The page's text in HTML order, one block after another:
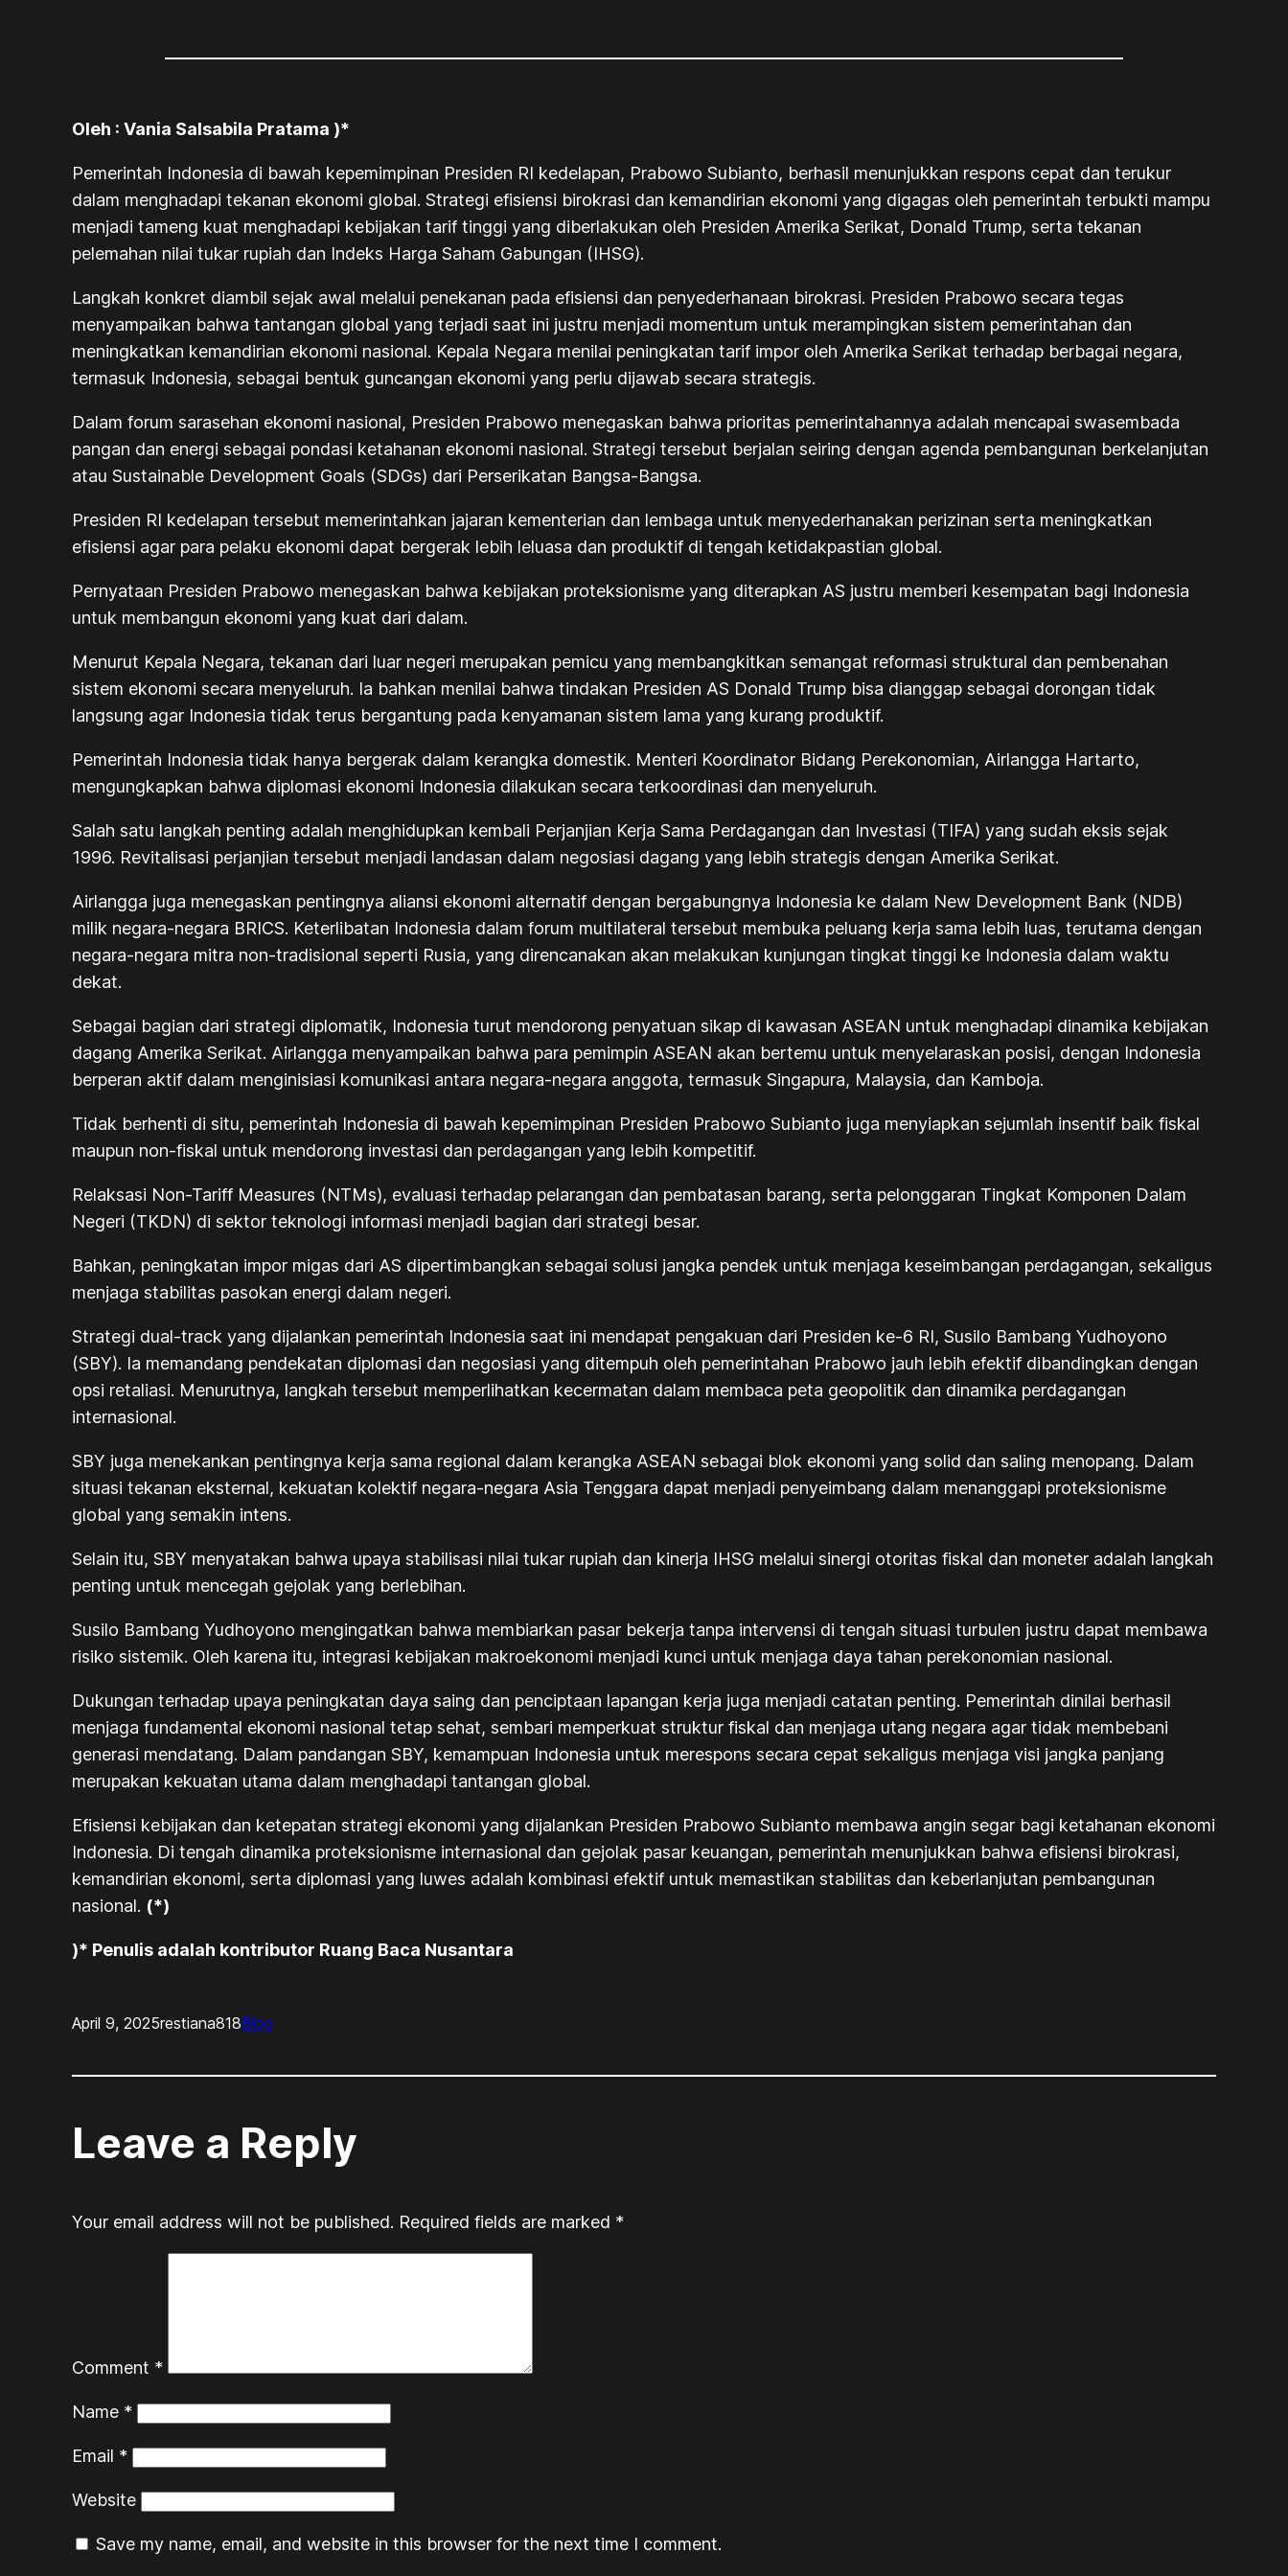
Oleh : Vania Salsabila Pratama )*
Pemerintah Indonesia di bawah kepemimpinan Presiden RI kedelapan, Prabowo Subianto, berhasil menunjukkan respons cepat dan terukur
dalam menghadapi tekanan ekonomi global. Strategi efisiensi birokrasi dan kemandirian ekonomi yang digagas oleh pemerintah terbukti mampu
menjadi tameng kuat menghadapi kebijakan tarif tinggi yang diberlakukan oleh Presiden Amerika Serikat, Donald Trump, serta tekanan
pelemahan nilai tukar rupiah dan Indeks Harga Saham Gabungan (IHSG).
Langkah konkret diambil sejak awal melalui penekanan pada efisiensi dan penyederhanaan birokrasi. Presiden Prabowo secara tegas
menyampaikan bahwa tantangan global yang terjadi saat ini justru menjadi momentum untuk merampingkan sistem pemerintahan dan
meningkatkan kemandirian ekonomi nasional. Kepala Negara menilai peningkatan tarif impor oleh Amerika Serikat terhadap berbagai negara,
termasuk Indonesia, sebagai bentuk guncangan ekonomi yang perlu dijawab secara strategis.
Dalam forum sarasehan ekonomi nasional, Presiden Prabowo menegaskan bahwa prioritas pemerintahannya adalah mencapai swasembada
pangan dan energi sebagai pondasi ketahanan ekonomi nasional. Strategi tersebut berjalan seiring dengan agenda pembangunan berkelanjutan
atau Sustainable Development Goals (SDGs) dari Perserikatan Bangsa-Bangsa.
Presiden RI kedelapan tersebut memerintahkan jajaran kementerian dan lembaga untuk menyederhanakan perizinan serta meningkatkan
efisiensi agar para pelaku ekonomi dapat bergerak lebih leluasa dan produktif di tengah ketidakpastian global.
Pernyataan Presiden Prabowo menegaskan bahwa kebijakan proteksionisme yang diterapkan AS justru memberi kesempatan bagi Indonesia
untuk membangun ekonomi yang kuat dari dalam.
Menurut Kepala Negara, tekanan dari luar negeri merupakan pemicu yang membangkitkan semangat reformasi struktural dan pembenahan
sistem ekonomi secara menyeluruh. Ia bahkan menilai bahwa tindakan Presiden AS Donald Trump bisa dianggap sebagai dorongan tidak
langsung agar Indonesia tidak terus bergantung pada kenyamanan sistem lama yang kurang produktif.
Pemerintah Indonesia tidak hanya bergerak dalam kerangka domestik. Menteri Koordinator Bidang Perekonomian, Airlangga Hartarto,
mengungkapkan bahwa diplomasi ekonomi Indonesia dilakukan secara terkoordinasi dan menyeluruh.
Salah satu langkah penting adalah menghidupkan kembali Perjanjian Kerja Sama Perdagangan dan Investasi (TIFA) yang sudah eksis sejak
1996. Revitalisasi perjanjian tersebut menjadi landasan dalam negosiasi dagang yang lebih strategis dengan Amerika Serikat.
Airlangga juga menegaskan pentingnya aliansi ekonomi alternatif dengan bergabungnya Indonesia ke dalam New Development Bank (NDB)
milik negara-negara BRICS. Keterlibatan Indonesia dalam forum multilateral tersebut membuka peluang kerja sama lebih luas, terutama dengan
negara-negara mitra non-tradisional seperti Rusia, yang direncanakan akan melakukan kunjungan tingkat tinggi ke Indonesia dalam waktu
dekat.
Sebagai bagian dari strategi diplomatik, Indonesia turut mendorong penyatuan sikap di kawasan ASEAN untuk menghadapi dinamika kebijakan
dagang Amerika Serikat. Airlangga menyampaikan bahwa para pemimpin ASEAN akan bertemu untuk menyelaraskan posisi, dengan Indonesia
berperan aktif dalam menginisiasi komunikasi antara negara-negara anggota, termasuk Singapura, Malaysia, dan Kamboja.
Tidak berhenti di situ, pemerintah Indonesia di bawah kepemimpinan Presiden Prabowo Subianto juga menyiapkan sejumlah insentif baik fiskal
maupun non-fiskal untuk mendorong investasi dan perdagangan yang lebih kompetitif.
Relaksasi Non-Tariff Measures (NTMs), evaluasi terhadap pelarangan dan pembatasan barang, serta pelonggaran Tingkat Komponen Dalam
Negeri (TKDN) di sektor teknologi informasi menjadi bagian dari strategi besar.
Bahkan, peningkatan impor migas dari AS dipertimbangkan sebagai solusi jangka pendek untuk menjaga keseimbangan perdagangan, sekaligus
menjaga stabilitas pasokan energi dalam negeri.
Strategi dual-track yang dijalankan pemerintah Indonesia saat ini mendapat pengakuan dari Presiden ke-6 RI, Susilo Bambang Yudhoyono
(SBY). Ia memandang pendekatan diplomasi dan negosiasi yang ditempuh oleh pemerintahan Prabowo jauh lebih efektif dibandingkan dengan
opsi retaliasi. Menurutnya, langkah tersebut memperlihatkan kecermatan dalam membaca peta geopolitik dan dinamika perdagangan
internasional.
SBY juga menekankan pentingnya kerja sama regional dalam kerangka ASEAN sebagai blok ekonomi yang solid dan saling menopang. Dalam
situasi tekanan eksternal, kekuatan kolektif negara-negara Asia Tenggara dapat menjadi penyeimbang dalam menanggapi proteksionisme
global yang semakin intens.
Selain itu, SBY menyatakan bahwa upaya stabilisasi nilai tukar rupiah dan kinerja IHSG melalui sinergi otoritas fiskal dan moneter adalah langkah
penting untuk mencegah gejolak yang berlebihan.
Susilo Bambang Yudhoyono mengingatkan bahwa membiarkan pasar bekerja tanpa intervensi di tengah situasi turbulen justru dapat membawa
risiko sistemik. Oleh karena itu, integrasi kebijakan makroekonomi menjadi kunci untuk menjaga daya tahan perekonomian nasional.
Dukungan terhadap upaya peningkatan daya saing dan penciptaan lapangan kerja juga menjadi catatan penting. Pemerintah dinilai berhasil
menjaga fundamental ekonomi nasional tetap sehat, sembari memperkuat struktur fiskal dan menjaga utang negara agar tidak membebani
generasi mendatang. Dalam pandangan SBY, kemampuan Indonesia untuk merespons secara cepat sekaligus menjaga visi jangka panjang
merupakan kekuatan utama dalam menghadapi tantangan global.
Efisiensi kebijakan dan ketepatan strategi ekonomi yang dijalankan Presiden Prabowo Subianto membawa angin segar bagi ketahanan ekonomi
Indonesia. Di tengah dinamika proteksionisme internasional dan gejolak pasar keuangan, pemerintah menunjukkan bahwa efisiensi birokrasi,
kemandirian ekonomi, serta diplomasi yang luwes adalah kombinasi efektif untuk memastikan stabilitas dan keberlanjutan pembangunan
nasional. (*)
)* Penulis adalah kontributor Ruang Baca Nusantara
April 9, 2025restiana818Blog
Leave a Reply
Your email address will not be published. Required fields are marked *
Comment *
Name *
Email *
Website
Save my name, email, and website in this browser for the next time I comment.